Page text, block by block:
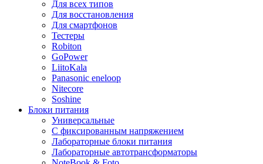
Для всех типов
Для восстановления
Для смартфонов
Тестеры
Robiton
GoPower
LiitoKala
Panasonic eneloop
Nitecore
Soshine
Блоки питания
Универсальные
C фиксированным напряжением
Лабораторные блоки питания
Лабораторные автотрансформаторы